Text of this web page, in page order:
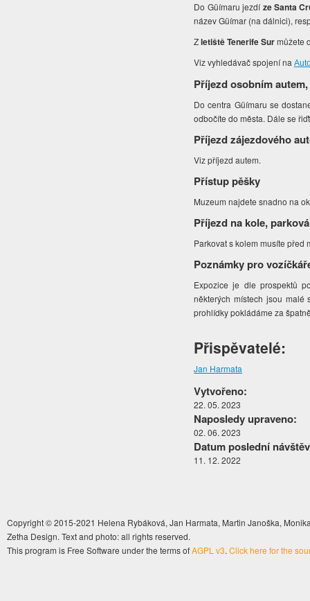
Do Güímaru jezdíze Santa
název Güímar (na dálnici),
Zletiště Tenerife Surmůžete
Viz vyhledávač spojení na
Příjezd osobním
Do centra Güímaru se
odbočíte do města. Dále se
Příjezd zájezdového
Viz příjezd autem.
Přístup pěšky
Muzeum najdete snadno na
Příjezd na kole,
Parkovat s kolem musíte před
Poznámky pro
Expozice je dle prospektů
některých místech jsou malé
prohlídky pokládáme za
Přispěvatelé:
Jan Harmata
Vytvořeno:
22. 05. 2023
Naposledy upraveno:
02. 06. 2023
Datum poslední
11. 12. 2022
Copyright © 2015-2021 Helena Rybáková, Jan Harmata, Martin Janoška,
Zetha Design. Text and photo: all rights reserved.
This program is Free Software under the terms ofAGPL v3. Click here for the